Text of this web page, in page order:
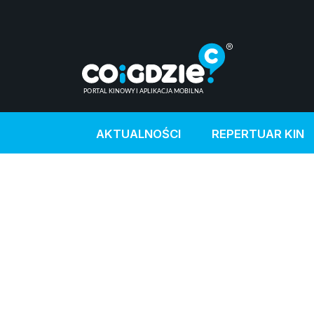
AKTUALNOŚCI REPERTUAR KIN